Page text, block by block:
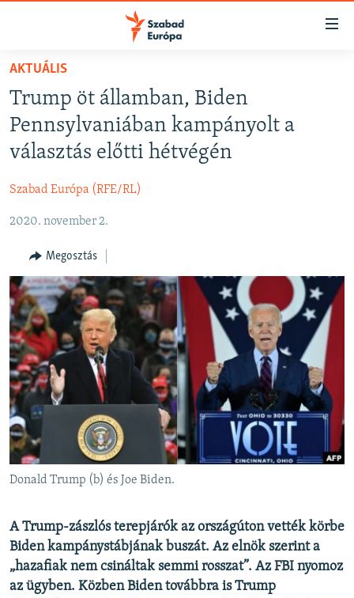
Akadálymentes
Ugrás
oldalra
Ugrás
tartalomjegyzékre
AKTUÁLIS
PODCASTOK
ELEMZŐ
NER15
SZABADON
TÁRSADALOM
DEMOKRÁCIA
A PÉNZ NYOMÁBAN
EURÓPAI UNIÓ
VILÁG
KLÍMAVÁLTOZÁS
A MÚLT TANULSÁGAI
Valamennyi RFE/RL weboldal
AKTUÁLIS
Trump öt államban, Biden
Pennsylvaniában kampányolt a
választás előtti hétvégén
Szabad Európa (RFE/RL)
2020. november 2.
Megosztás
Donald Trump (b) és Joe Biden.
A Trump-zászlós terepjárók az országúton vették körbe
Biden kampánystábjának buszát. Az elnök szerint a
„hazafiak nem csináltak semmi rosszat”. Az FBI nyomoz
az ügyben. Közben Biden továbbra is Trump
FELIRATKOZÁS
Spotify